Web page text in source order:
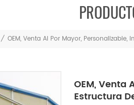
/ OEM, Venta Al Por Mayor,
OEM, Venta
Estructura